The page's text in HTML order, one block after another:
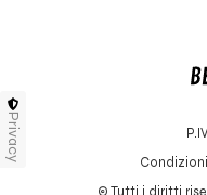
© Tutti i diritti
Privacy